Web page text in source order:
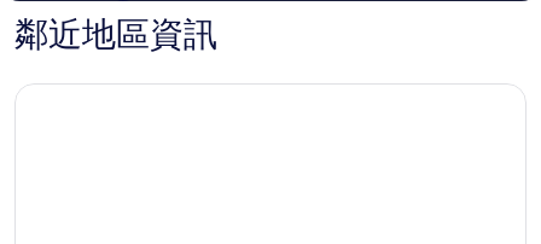
鄰近地區資訊